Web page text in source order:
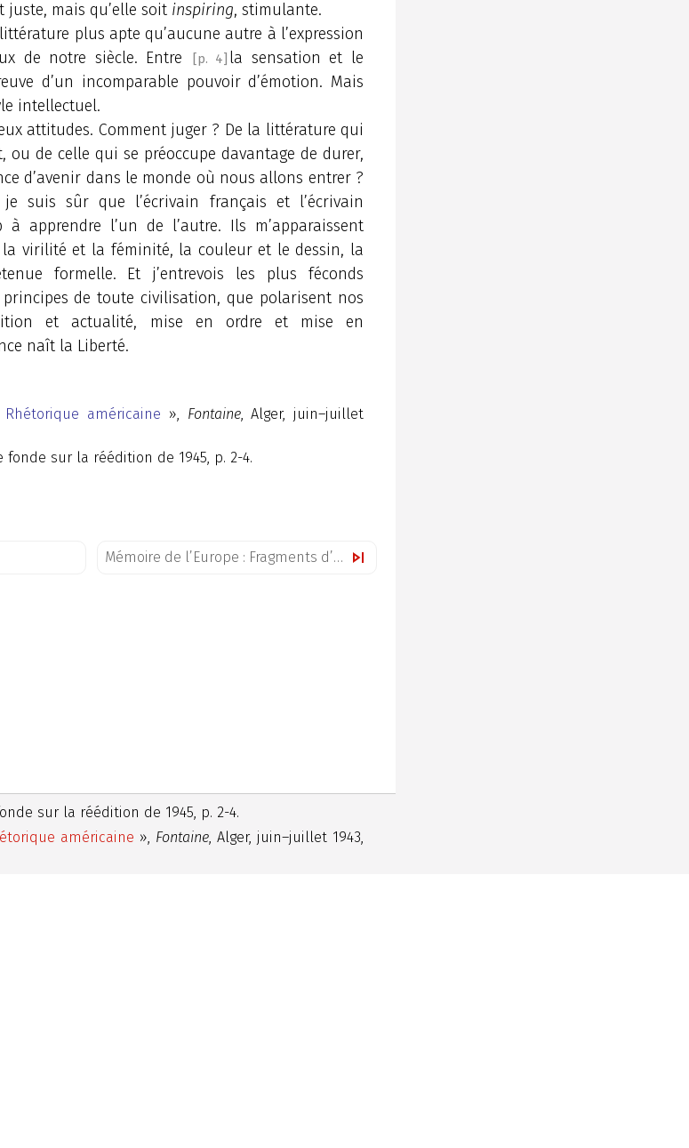
juste, mais qu’elle soit inspiring, stimulante.
plus apte qu’aucune autre à l’expression
de notre siècle. Entre
[p. 4] la sensation et le
d’un incomparable pouvoir d’émotion. Mais
intellectuel.
attitudes. Comment juger ? De la littérature qui
ou de celle qui se préoccupe davantage de durer,
d’avenir dans le monde où nous allons entrer ?
suis sûr que l’écrivain français et l’écrivain
apprendre l’un de l’autre. Ils m’apparaissent
la virilité et la féminité, la couleur et le dessin, la
formelle. Et j’entrevois les plus féconds
principes de toute civilisation, que polarisent nos
et actualité, mise en ordre et mise en
naît la Liberté.
Rhétorique américaine », Fontaine, Alger, juin–juillet
fonde sur la réédition de 1945, p. 2-4.
sur la réédition de 1945, p. 2-4.
américaine », Fontaine, Alger, juin–juillet 1943,
Mémoire de l’Europe : Fragments d’un Journal des Mauvais Temps (septembre 1943)